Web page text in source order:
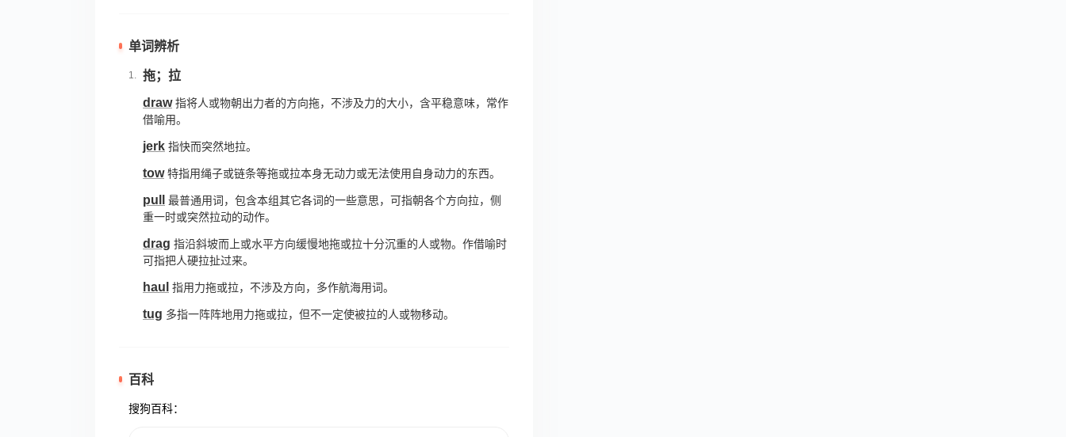
单词辨析
拖；拉
draw 指将人或物朝出力者的方向拖，不涉及力的大小，含平稳意味，常作
借喻用。
jerk 指快而突然地拉。
tow 特指用绳子或链条等拖或拉本身无动力或无法使用自身动力的东西。
pull
最普通用词，包含本组其它各词的一些意思，可指朝各个方向拉，侧
重一时或突然拉动的动作。
drag 指沿斜坡而上或水平方向缓慢地拖或拉十分沉重的人或物。作借喻时
可指把人硬拉扯过来。
haul 指用力拖或拉，不涉及方向，多作航海用词。
tug 多指一阵阵地用力拖或拉，但不一定使被拉的人或物移动。
百科
搜狗百科：